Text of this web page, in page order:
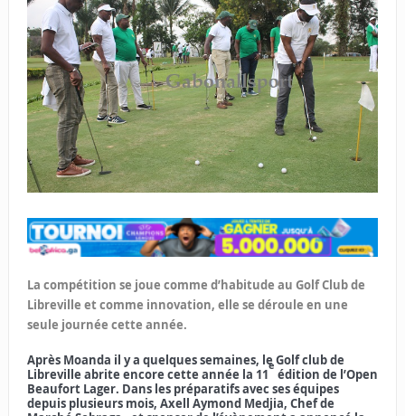
La compétition se joue comme d’habitude au Golf Club de
Libreville et comme innovation, elle se déroule en une
seule journée cette année.
Après Moanda il y a quelques semaines, le Golf club de
Libreville abrite encore cette année la 11
e
édition de l’Open
Beaufort Lager. Dans les préparatifs avec ses équipes
depuis plusieurs mois, Axell Aymond Medjia, Chef de